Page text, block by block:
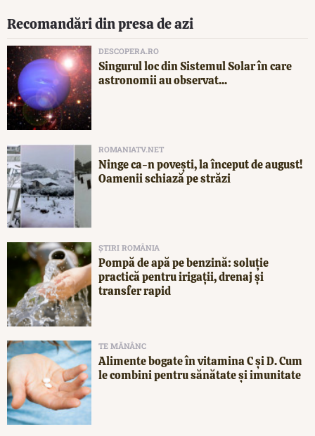
Recomandări din presa de azi
DESCOPERA.RO
Singurul loc din Sistemul Solar în care
astronomii au observat...
ROMANIATV.NET
Ninge ca-n povești, la început de august!
Oamenii schiază pe străzi
ȘTIRI ROMÂNIA
Pompă de apă pe benzină: soluție
practică pentru irigații, drenaj și
transfer rapid
TE MĂNÂNC
Alimente bogate în vitamina C și D. Cum
le combini pentru sănătate și imunitate